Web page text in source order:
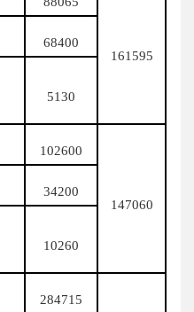
161595
68400
5130
102600
147060
34200
10260
284715